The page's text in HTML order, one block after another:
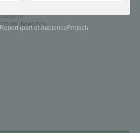
(part of AudienceProject)